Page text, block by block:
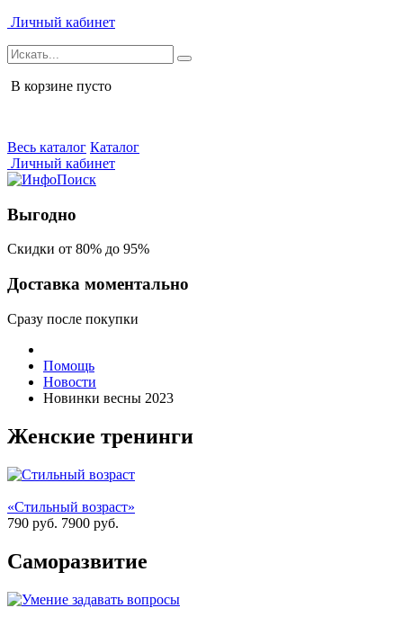
Личный кабинет
В корзине пусто
Весь каталог Каталог
Личный кабинет
Выгодно
Скидки от 80% до 95%
Доставка моментально
Сразу после покупки
Помощь
Новости
Новинки весны 2023
Женские тренинги
«Стильный возраст»
790 руб. 7900 руб.
Саморазвитие